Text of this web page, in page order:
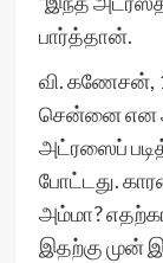
பார்த்தான்.
வி. கணேசன்,
சென்னை என
அட்ரஸைப்
போட்டது.
அம்மா?
இதற்கு முன்